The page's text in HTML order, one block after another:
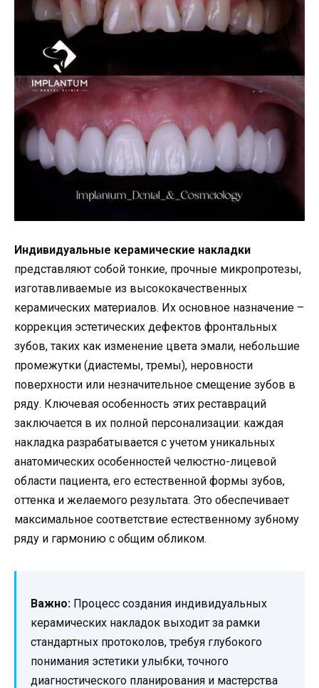
Индивидуальные керамические накладки
представляют собой тонкие, прочные микропротезы,
изготавливаемые из высококачественных
керамических материалов. Их основное назначение –
коррекция эстетических дефектов фронтальных
зубов, таких как изменение цвета эмали, небольшие
промежутки (диастемы, тремы), неровности
поверхности или незначительное смещение зубов в
ряду. Ключевая особенность этих реставраций
заключается в их полной персонализации: каждая
накладка разрабатывается с учетом уникальных
анатомических особенностей челюстно-лицевой
области пациента, его естественной формы зубов,
оттенка и желаемого результата. Это обеспечивает
максимальное соответствие естественному зубному
ряду и гармонию с общим обликом.
Важно: Процесс создания индивидуальных
керамических накладок выходит за рамки
стандартных протоколов, требуя глубокого
понимания эстетики улыбки, точного
диагностического планирования и мастерства